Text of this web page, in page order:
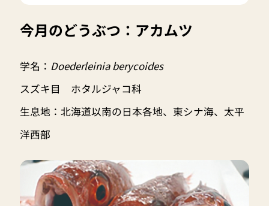
今月のどうぶつ：アカムツ
学名： Doederleinia berycoides
スズキ目 ホタルジャコ科
生息地：北海道以南の日本各地、東シナ海、太平
洋西部